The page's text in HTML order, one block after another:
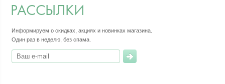
РАССЫЛКИ
Информируем о скидках, акциях и новинках магазина.
Один раз в неделю, без спама.